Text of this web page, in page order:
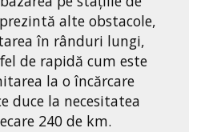
alte obstacole,
în rânduri lungi,
de rapidă cum este
la o încărcare
duce la necesitatea
240 de km.